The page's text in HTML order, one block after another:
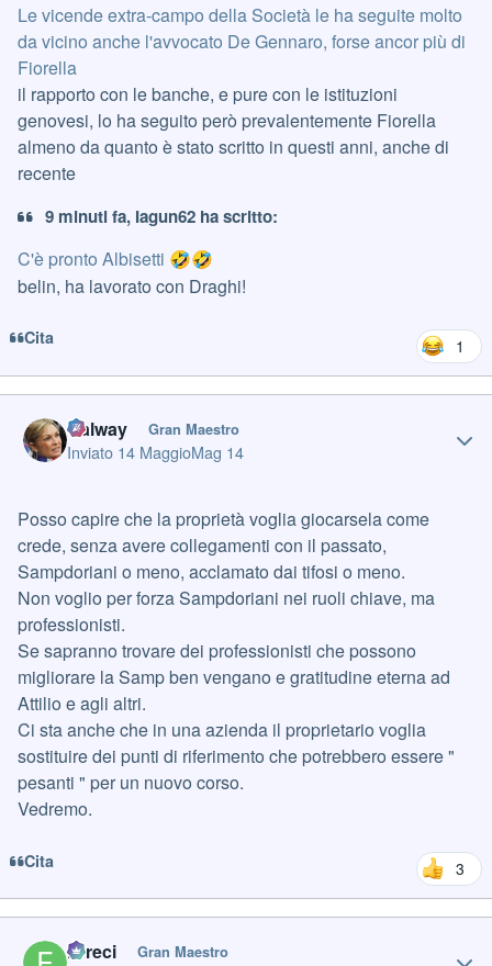
Le vicende extra-campo della Società le ha seguite molto
da vicino anche l'avvocato De Gennaro, forse ancor più di
Fiorella
il rapporto con le banche, e pure con le istituzioni
genovesi, lo ha seguito però prevalentemente Fiorella
almeno da quanto è stato scritto in questi anni, anche di
recente
9 minuti fa, Iagun62 ha scritto:
C'è pronto Albisetti 🤣🤣
belin, ha lavorato con Draghi!
Cita 1
Galway Gran Maestro
Inviato 14 MaggioMag 14
Posso capire che la proprietà voglia giocarsela come
crede, senza avere collegamenti con il passato,
Sampdoriani o meno, acclamato dai tifosi o meno.
Non voglio per forza Sampdoriani nei ruoli chiave, ma
professionisti.
Se sapranno trovare dei professionisti che possono
migliorare la Samp ben vengano e gratitudine eterna ad
Attilio e agli altri.
Ci sta anche che in una azienda il proprietario voglia
sostituire dei punti di riferimento che potrebbero essere "
pesanti " per un nuovo corso.
Vedremo.
Cita 3
Erreci Gran Maestro